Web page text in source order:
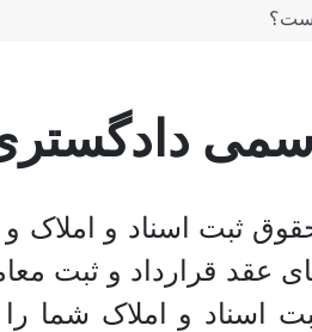
ثبت اسناد و املاک
عقد قرارداد و ثبت
اسناد و املاک شما